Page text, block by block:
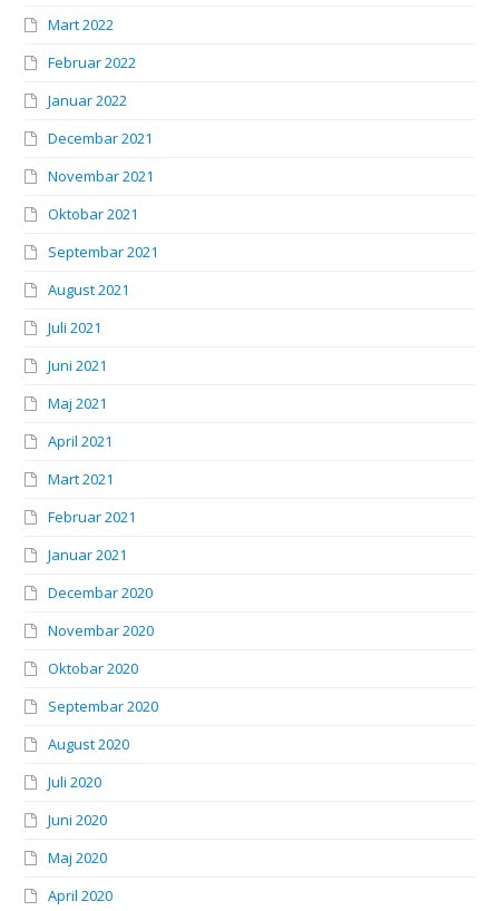
Mart 2022
Februar 2022
Januar 2022
Decembar 2021
Novembar 2021
Oktobar 2021
Septembar 2021
August 2021
Juli 2021
Juni 2021
Maj 2021
April 2021
Mart 2021
Februar 2021
Januar 2021
Decembar 2020
Novembar 2020
Oktobar 2020
Septembar 2020
August 2020
Juli 2020
Juni 2020
Maj 2020
April 2020